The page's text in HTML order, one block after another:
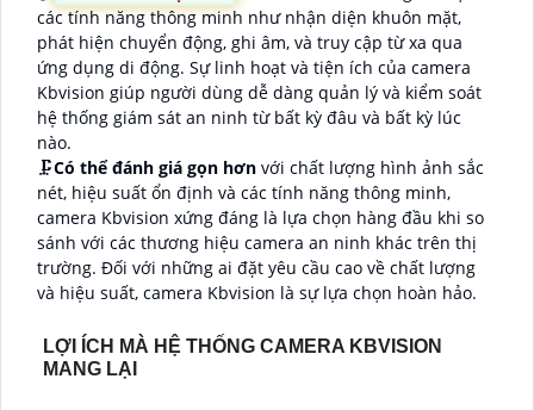
các tính năng thông minh như nhận diện khuôn mặt,
phát hiện chuyển động, ghi âm, và truy cập từ xa qua
ứng dụng di động. Sự linh hoạt và tiện ích của camera
Kbvision giúp người dùng dễ dàng quản lý và kiểm soát
hệ thống giám sát an ninh từ bất kỳ đâu và bất kỳ lúc
nào.
🗜️Có thể đánh giá gọn hơn với chất lượng hình ảnh sắc
nét, hiệu suất ổn định và các tính năng thông minh,
camera Kbvision xứng đáng là lựa chọn hàng đầu khi so
sánh với các thương hiệu camera an ninh khác trên thị
trường. Đối với những ai đặt yêu cầu cao về chất lượng
và hiệu suất, camera Kbvision là sự lựa chọn hoàn hảo.
LỢI ÍCH MÀ HỆ THỐNG CAMERA KBVISION
MANG LẠI